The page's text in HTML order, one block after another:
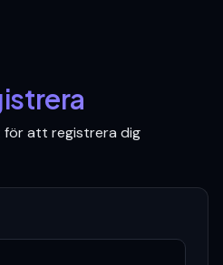
för att registrera dig